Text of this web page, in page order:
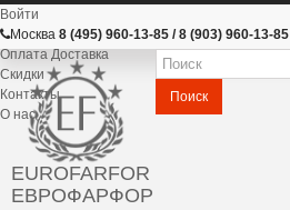
Войти
Москва 8 (495) 960-13-85 / 8 (903) 960-13-85
Оплата Доставка
Скидки
Контакты
О нас
EUROFARFOR
ЕВРОФАРФОР
Поиск